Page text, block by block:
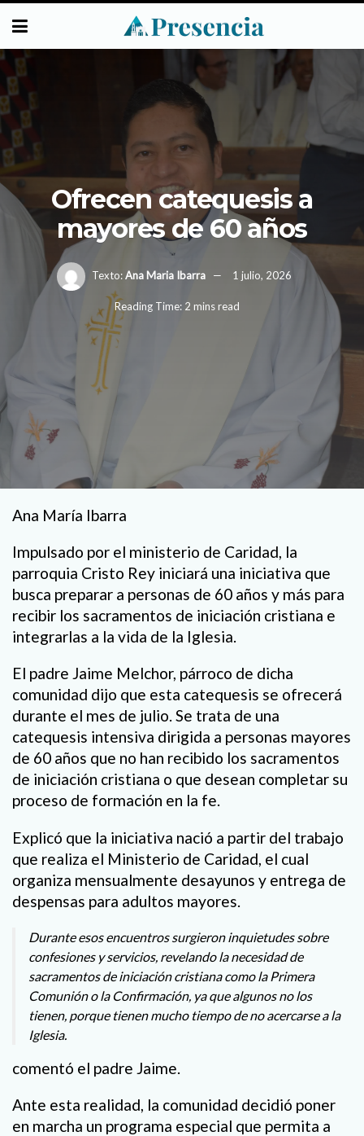
Ofrecen catequesis a
mayores de 60 años
Texto:Ana Maria Ibarra 1 julio, 2026
Reading Time: 2 mins read
Ana María Ibarra
Impulsado por el ministerio de Caridad, la
parroquia Cristo Rey iniciará una iniciativa que
busca preparar a personas de 60 años y más para
recibir los sacramentos de iniciación cristiana e
integrarlas a la vida de la Iglesia.
El padre Jaime Melchor, párroco de dicha
comunidad dijo que esta catequesis se ofrecerá
durante el mes de julio. Se trata de una
catequesis intensiva dirigida a personas mayores
de 60 años que no han recibido los sacramentos
de iniciación cristiana o que desean completar su
proceso de formación en la fe.
Explicó que la iniciativa nació a partir del trabajo
que realiza el Ministerio de Caridad, el cual
organiza mensualmente desayunos y entrega de
despensas para adultos mayores.
Durante esos encuentros surgieron inquietudes sobre
confesiones y servicios, revelando la necesidad de
sacramentos de iniciación cristiana como la Primera
Comunión o la Confirmación, ya que algunos no los
tienen, porque tienen mucho tiempo de no acercarse a la
Iglesia.
comentó el padre Jaime.
Ante esta realidad, la comunidad decidió poner
en marcha un programa especial que permita a